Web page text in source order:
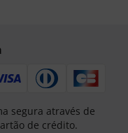
segura através de
de crédito.